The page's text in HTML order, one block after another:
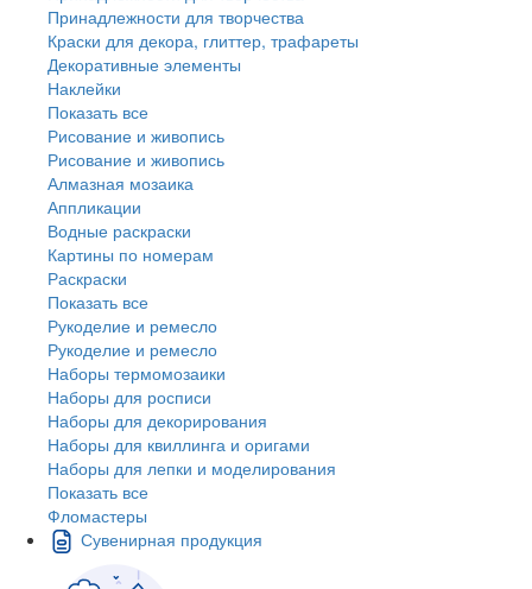
Принадлежности для творчества
Краски для декора, глиттер, трафареты
Декоративные элементы
Наклейки
Показать все
Рисование и живопись
Рисование и живопись
Алмазная мозаика
Аппликации
Водные раскраски
Картины по номерам
Раскраски
Показать все
Рукоделие и ремесло
Рукоделие и ремесло
Наборы термомозаики
Наборы для росписи
Наборы для декорирования
Наборы для квиллинга и оригами
Наборы для лепки и моделирования
Показать все
Фломастеры
Сувенирная продукция